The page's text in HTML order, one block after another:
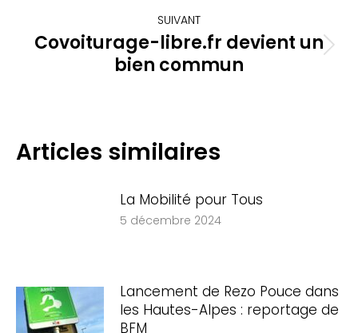
SUIVANT
Article
suivant
Covoiturage-libre.fr devient un
bien commun
Articles similaires
La Mobilité pour Tous
5 décembre 2024
Lancement de Rezo Pouce dans
les Hautes-Alpes : reportage de
BFM